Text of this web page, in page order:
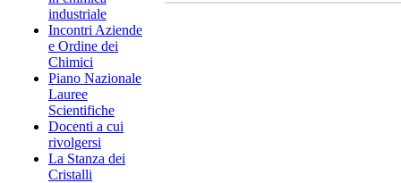
industriale
Incontri Aziende
e Ordine dei
Chimici
Piano Nazionale
Lauree
Scientifiche
Docenti a cui
rivolgersi
La Stanza dei
Cristalli